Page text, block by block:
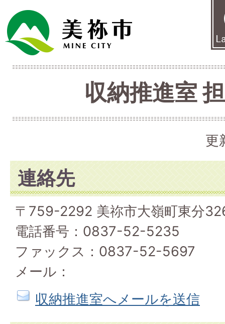
収納推進室
更
連絡先
〒759-2292 美祢市大嶺町東分
電話番号：0837-52-5235
ファックス：0837-52-5697
メール：
収納推進室へメールを送信